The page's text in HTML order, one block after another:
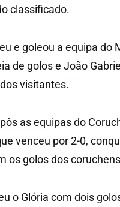
classificado.
e goleou a equipa do
de golos e João
visitantes.
as equipas do
venceu por 2-0,
os golos dos
o Glória com dois